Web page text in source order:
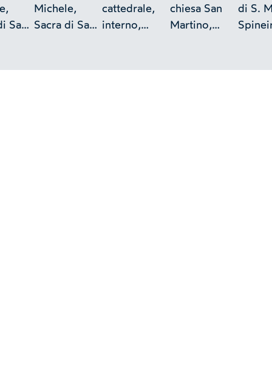
San
Michele,
Sacra di San
monaci
cattedrale,
interno,
chiesa San
Martino,
campanile
di S.